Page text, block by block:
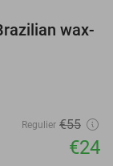
56%
wax-
Regulier €55
€24